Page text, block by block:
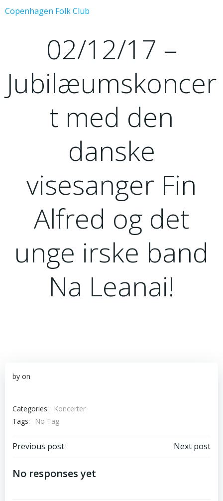
Copenhagen Folk Club
02/12/17 –
Jubilæumskoncer
t med den
danske
visesanger Fin
Alfred og det
unge irske band
Na Leanai!
by on
Categories:
Koncerter
Tags:
No Tag
Post
navigation
Previous post Next post
No responses yet